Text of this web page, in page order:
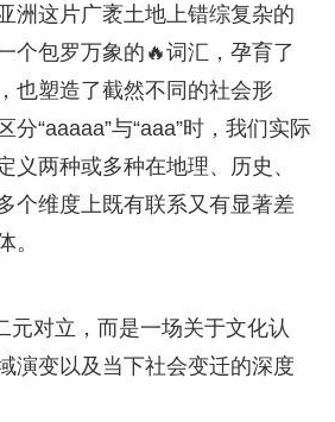
洲这片广袤土地上错综复杂的
个包罗万象的🔥词汇，孕育了
也塑造了截然不同的社会形
分“aaaaa”与“aaa”时，我们实际
义两种或多种在地理、历史、
个维度上既有联系又有显著差
。
元对立，而是一场关于文化认
演变以及当下社会变迁的深度